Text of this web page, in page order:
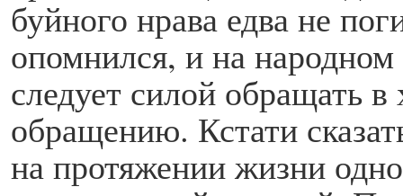
буйного нрава едва не
опомнился, и на
следует силой обращать
обращению. Кстати
на протяжении жизни